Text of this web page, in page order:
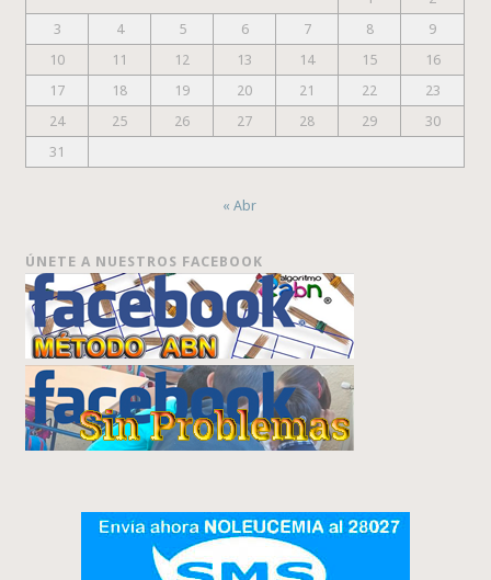
3
4 5 6 7 8
9
10
11 12 13 14 15
16
17
18 19 20 21 22
23
24
25 26 27 28 29
30
31
« Abr
ÚNETE A NUESTROS FACEBOOK